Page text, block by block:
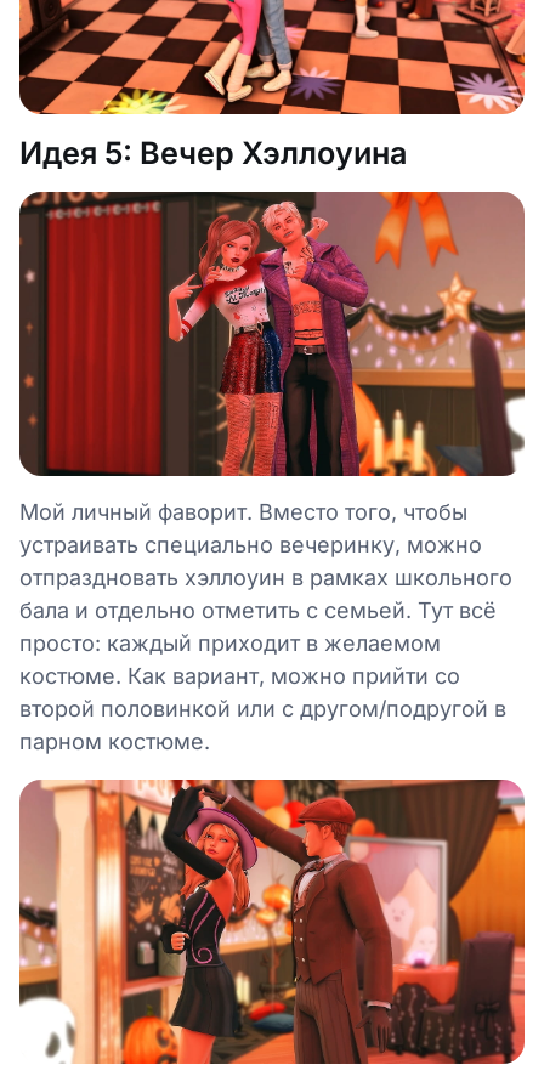
Идея 5: Вечер Хэллоуина
Мой личный фаворит. Вместо того, чтобы
устраивать специально вечеринку, можно
отпраздновать хэллоуин в рамках школьного
бала и отдельно отметить с семьей. Тут всё
просто: каждый приходит в желаемом
костюме. Как вариант, можно прийти со
второй половинкой или с другом/подругой в
парном костюме.